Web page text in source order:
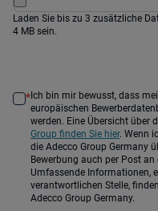
Laden Sie bis zu 3 zusätzliche
4 MB sein.
*
europäischen
werden. Eine Übersicht über
Group finden Sie hier. Wenn
die Adecco Group Germany
Bewerbung auch per Post
Umfassende Informationen,
verantwortlichen Stelle,
Adecco Group Germany.